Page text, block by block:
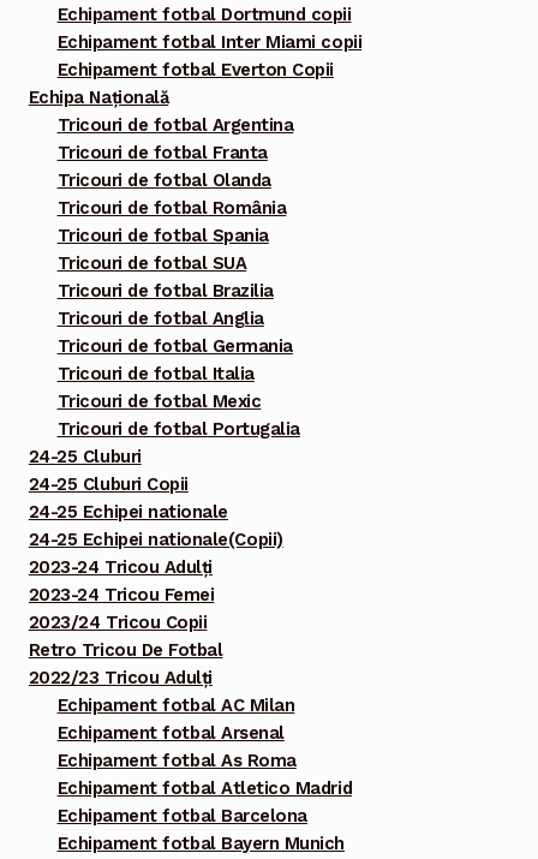
Echipament fotbal Dortmund copii
Echipament fotbal Inter Miami copii
Echipament fotbal Everton Copii
Echipa Națională
Tricouri de fotbal Argentina
Tricouri de fotbal Franta
Tricouri de fotbal Olanda
Tricouri de fotbal România
Tricouri de fotbal Spania
Tricouri de fotbal SUA
Tricouri de fotbal Brazilia
Tricouri de fotbal Anglia
Tricouri de fotbal Germania
Tricouri de fotbal Italia
Tricouri de fotbal Mexic
Tricouri de fotbal Portugalia
24-25 Cluburi
24-25 Cluburi Copii
24-25 Echipei nationale
24-25 Echipei nationale(Copii)
2023-24 Tricou Adulți
2023-24 Tricou Femei
2023/24 Tricou Copii
Retro Tricou De Fotbal
2022/23 Tricou Adulți
Echipament fotbal AC Milan
Echipament fotbal Arsenal
Echipament fotbal As Roma
Echipament fotbal Atletico Madrid
Echipament fotbal Barcelona
Echipament fotbal Bayern Munich